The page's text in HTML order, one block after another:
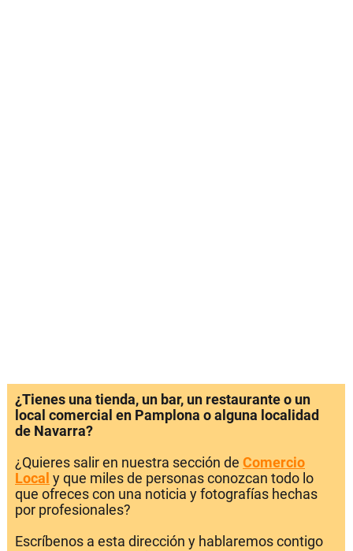
¿Tienes una tienda, un bar, un restaurante o un
local comercial en Pamplona o alguna localidad
de Navarra?
¿Quieres salir en nuestra sección de Comercio
Local y que miles de personas conozcan todo lo
que ofreces con una noticia y fotografías hechas
por profesionales?
Escríbenos a esta dirección y hablaremos contigo